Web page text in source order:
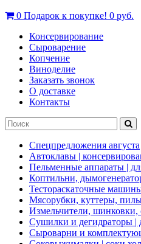
0 Подарок к покупке! 0 руб.
Консервирование
Сыроварение
Копчение
Виноделие
Заказать звонок
О доставке
Контакты
Спецпредложения августа
Автоклавы |
Пельменные аппараты |
Коптильни,
Тестораскаточные
Мясорубки, куттеры,
Измельчители, шинковки,
Сушилки и дегидраторы |
Сыроварни и